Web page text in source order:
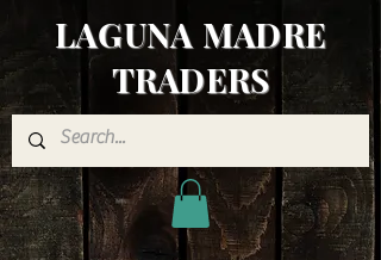
LAGUNA MADRE
TRADERS